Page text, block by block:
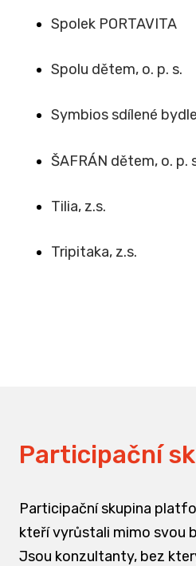
Spolek PORTAVITA
Spolu dětem, o. p. s.
Symbios sdílené
ŠAFRÁN dětem, o. p.
Tilia, z.s.
Tripitaka, z.s.
Participační
Participační skupina
kteří vyrůstali mimo svou
Jsou konzultanty, bez